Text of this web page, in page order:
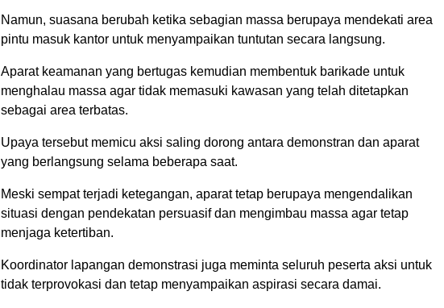
Namun, suasana berubah ketika sebagian massa berupaya mendekati area
pintu masuk kantor untuk menyampaikan tuntutan secara langsung.
Aparat keamanan yang bertugas kemudian membentuk barikade untuk
menghalau massa agar tidak memasuki kawasan yang telah ditetapkan
sebagai area terbatas.
Upaya tersebut memicu aksi saling dorong antara demonstran dan aparat
yang berlangsung selama beberapa saat.
Meski sempat terjadi ketegangan, aparat tetap berupaya mengendalikan
situasi dengan pendekatan persuasif dan mengimbau massa agar tetap
menjaga ketertiban.
Koordinator lapangan demonstrasi juga meminta seluruh peserta aksi untuk
tidak terprovokasi dan tetap menyampaikan aspirasi secara damai.